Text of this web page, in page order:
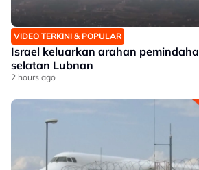
VIDEO TERKINI & POPULAR
Israel keluarkan arahan
selatan Lubnan
2 hours ago